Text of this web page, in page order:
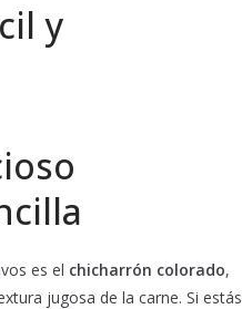
y
es el chicharrón colorado,
jugosa de la carne. Si estás